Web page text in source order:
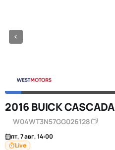
2016 BUICK CASCADA
W04WT3N57GG026128
пт, 7 авг, 14:00
Live